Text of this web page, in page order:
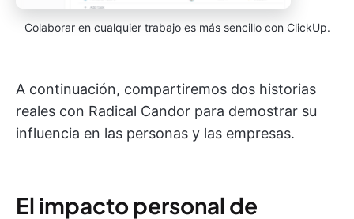
Colaborar en cualquier trabajo es más sencillo con ClickUp.
A continuación, compartiremos dos historias
reales con Radical Candor para demostrar su
influencia en las personas y las empresas.
El impacto personal de